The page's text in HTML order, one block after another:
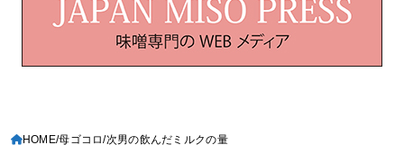
HOME 母ゴコロ 次男の飲んだミルクの量